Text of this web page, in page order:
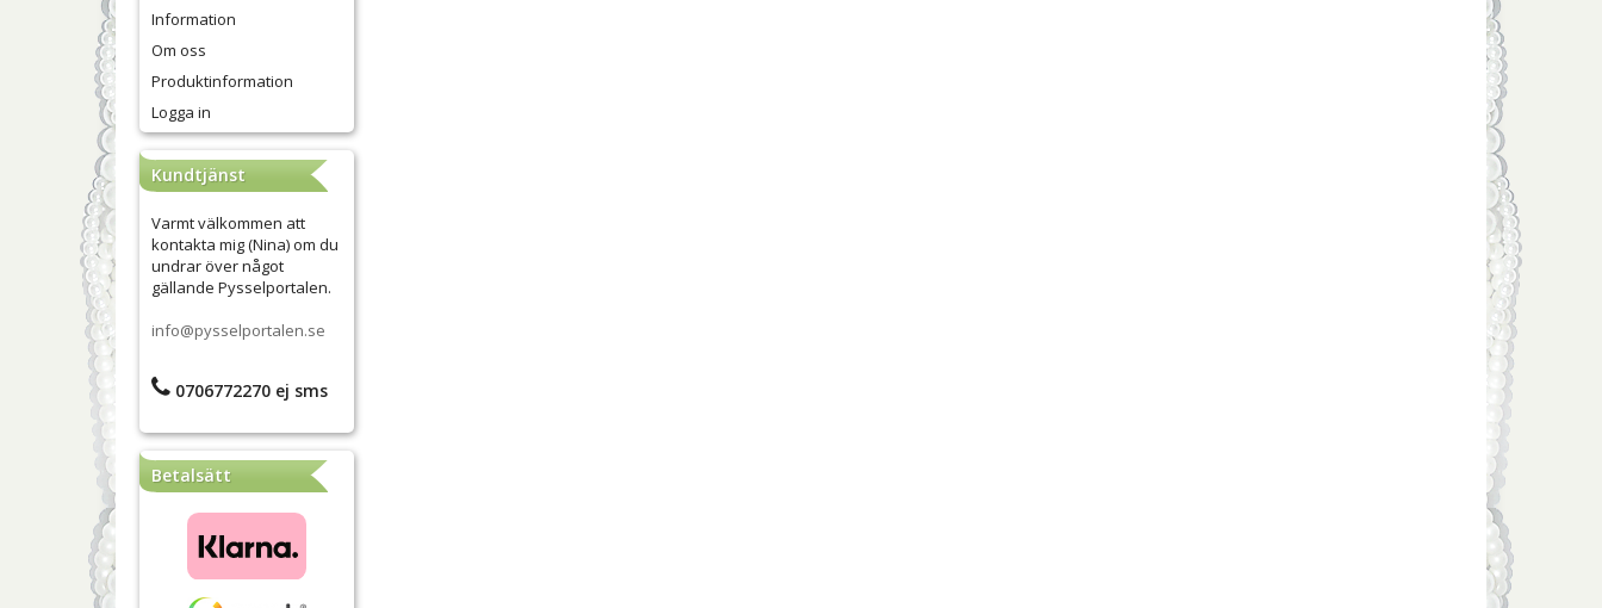
Information
Om oss
Produktinformation
Logga in
Kundtjänst
Varmt välkommen att
kontakta mig (Nina) om du
undrar över något
gällande Pysselportalen.
info@pysselportalen.se
0706772270 ej sms
Betalsätt